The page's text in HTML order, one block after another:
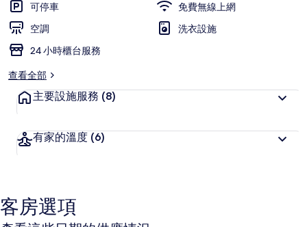
可停車
免費無線上網
空調
洗衣設施
24 小時櫃台服務
查看全部
主要設施服務 (8)
有家的溫度 (6)
客房選項